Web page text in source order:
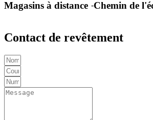
Magasins à distance -Chemin de
Contact de revêtement